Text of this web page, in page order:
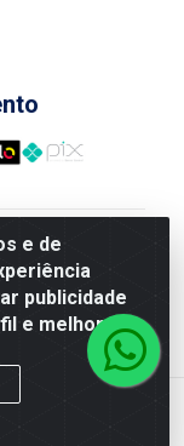
e de
publicidade
e melhorar a
LTDA
Rio de
0001-